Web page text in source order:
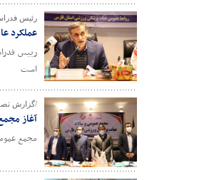
رئیس
عملکرد
رییس
است
/گزارش
آغاز
مجمع